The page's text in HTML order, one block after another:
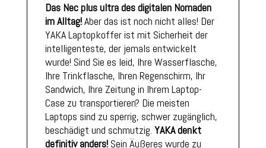
Das Nec plus ultra des digitalen Nomaden
im Alltag!Aber das ist noch nicht alles! Der
YAKA Laptopkoffer ist mit Sicherheit der
intelligenteste, der jemals entwickelt
wurde! Sind Sie es leid, Ihre Wasserflasche,
Ihre Trinkflasche, Ihren Regenschirm, Ihr
Sandwich, Ihre Zeitung in Ihrem Laptop-
Case zu transportieren? Die meisten
Laptops sind zu sperrig, schwer zugänglich,
beschädigt und schmutzig. YAKA denkt
definitiv anders!Sein Äußeres wurde zu